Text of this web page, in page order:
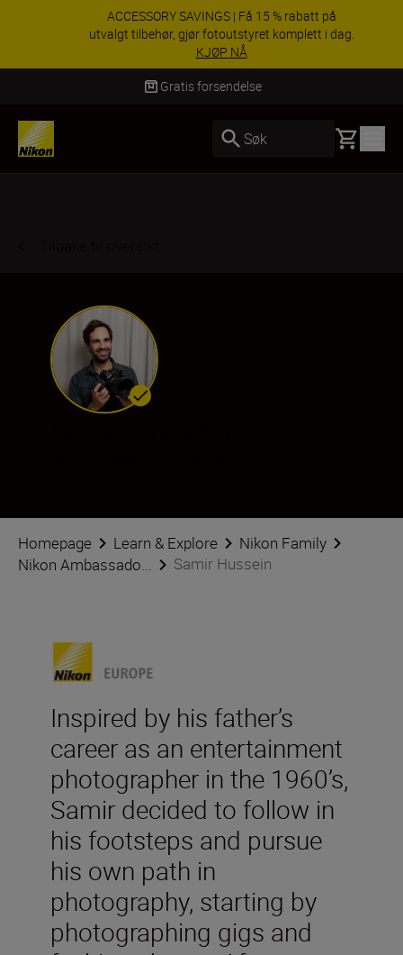
ACCESSORY SAVINGS | Få 15 % rabatt på
utvalgt tilbehør, gjør fotoutstyret komplett i dag.
KJØP NÅ
Levering innen 3–6 virkedager
Søk Basket
Homepage Learn & Explore
Nikon Family
Nikon Ambassado...
Samir Hussein
Inspired by his father’s
career as an entertainment
photographer in the 1960’s,
Samir decided to follow in
his footsteps and pursue
his own path in
photography, starting by
photographing gigs and